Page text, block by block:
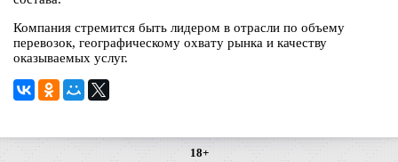
Компания стремится быть лидером в отрасли по объему
перевозок, географическому охвату рынка и качеству
оказываемых услуг.
18+